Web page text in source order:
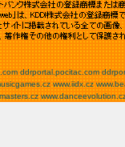
ddrportal.pocitac.com
www.iidx.cz